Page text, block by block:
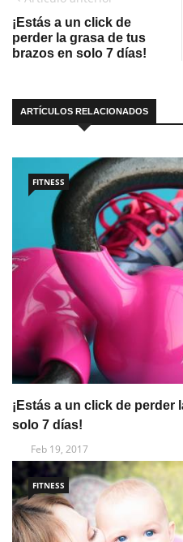
¡Estás a un click de
perder la grasa de tus
brazos en solo 7 días!
ARTÍCULOS RELACIONADOS
FITNESS
¡Estás a un click de perder
solo 7 días!
Feb 19, 2017
FITNESS